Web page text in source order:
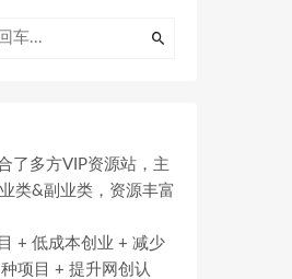
了多方VIP资源站，主
类&副业类，资源丰富
+ 低成本创业 + 减少
项目 + 提升网创认